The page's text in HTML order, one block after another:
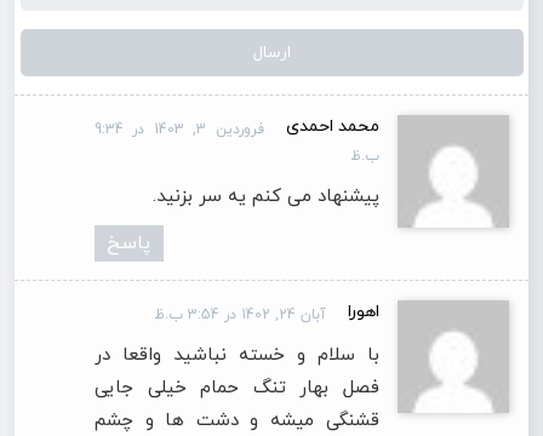
محمد احمدی
فروردین 3, 1403 در 9:34
ب.ظ
پیشنهاد می کنم یه سر بزنید.
پاسخ
اهورا آبان 24, 1402 در 3:54 ب.ظ
با سلام و خسته نباشید واقعا در
فصل بهار تنگ حمام خیلی جایی
قشنگی میشه و دشت ها و چشم